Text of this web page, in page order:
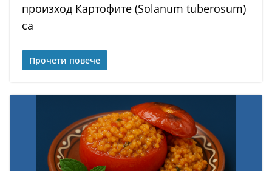
произход Картофите (Solanum tuberosum)
са
Прочети повече